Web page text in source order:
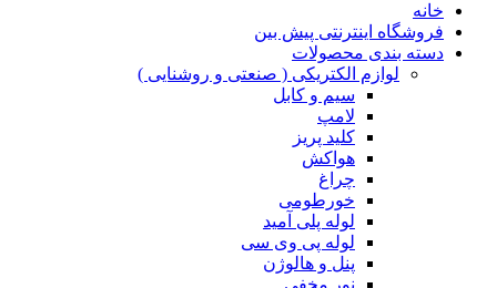
خانه
فروشگاه اینترنتی پیش بین
دسته بندی محصولات
لوازم الکتریکی ( صنعتی و روشنایی )
سیم و کابل
لامپ
کلید پریز
هواکش
چراغ
خورطومی
لوله پلی آمید
لوله پی وی سی
پنل و هالوژن